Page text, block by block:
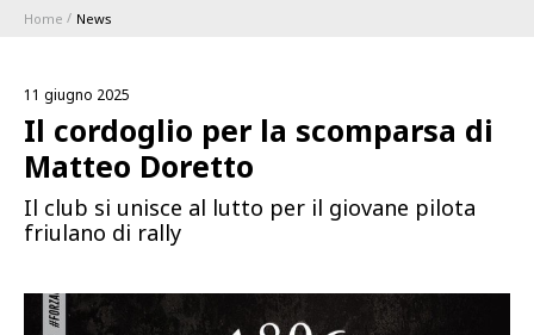
1896 MEMBERSHIP PROGRAM
STAGIONE
Serie A
BLUENERGY STADIUM
Home News
11 giugno 2025
Il cordoglio per la scomparsa di
Matteo Doretto
Il club si unisce al lutto per il giovane pilota
friulano di rally